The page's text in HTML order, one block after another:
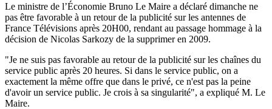
Le ministre de l’Économie Bruno Le Maire a déclaré dimanche ne
pas être favorable à un retour de la publicité sur les antennes de
France Télévisions après 20H00, rendant au passage hommage à la
décision de Nicolas Sarkozy de la supprimer en 2009.
"Je ne suis pas favorable au retour de la publicité sur les chaînes du
service public après 20 heures. Si dans le service public, on a
exactement la même offre que dans le privé, ce n'est pas la peine
d'avoir un service public. Je crois à sa singularité", a expliqué M. Le
Maire.